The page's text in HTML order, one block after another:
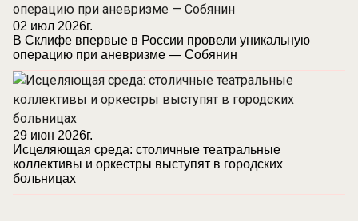
02 июл 2026г.
В Склифе впервые в России провели уникальную
операцию при аневризме — Собянин
29 июн 2026г.
Исцеляющая среда: столичные театральные
коллективы и оркестры выступят в городских
больницах